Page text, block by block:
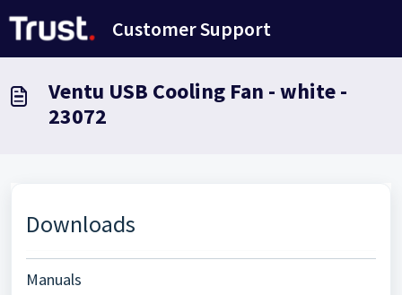
Customer Support
Ventu USB Cooling Fan - white -
23072
Downloads
Manuals